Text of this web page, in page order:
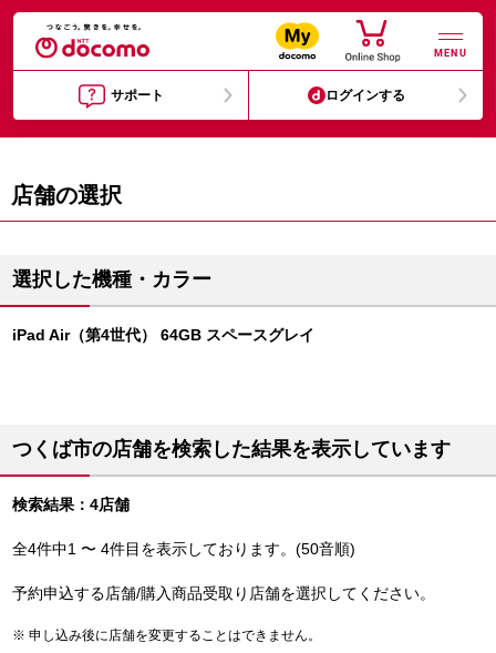
MENU
サポート ログインする
店舗の選択
選択した機種・カラー
iPad Air（第4世代） 64GB スペースグレイ
つくば市の店舗を検索した結果を表示しています
検索結果：4店舗
全4件中1 〜 4件目を表示しております。(50音順)
予約申込する店舗/購入商品受取り店舗を選択してください。
申し込み後に店舗を変更することはできません。